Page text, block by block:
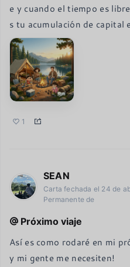
e y cuando el tiempo es
s tu acumulación de capital
1
SEAN
Carta fechada el 24 de
Permanente de
Próximo viaje
Así es como rodaré en mi
y mi gente me necesiten!